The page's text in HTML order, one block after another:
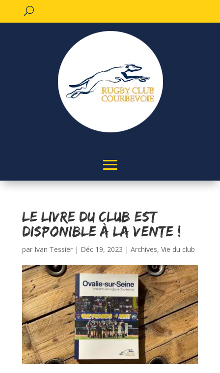
Le livre du club est
disponible à la vente !
par Ivan Tessier| Déc 19, 2023 | Archives, Vie du club